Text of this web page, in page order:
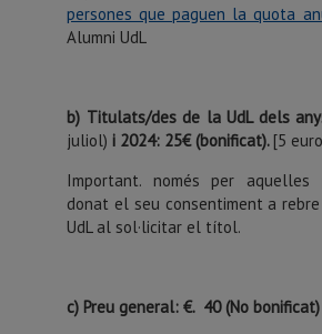
persones que paguen la quota
Alumni UdL
b) Titulats/des de la UdL dels
juliol) i 2024: 25€ (bonificat). [5
Important. només per aquelles
donat el seu consentiment a
UdL al sol·licitar el títol.
c) Preu general: €. 40 (No bonificat)